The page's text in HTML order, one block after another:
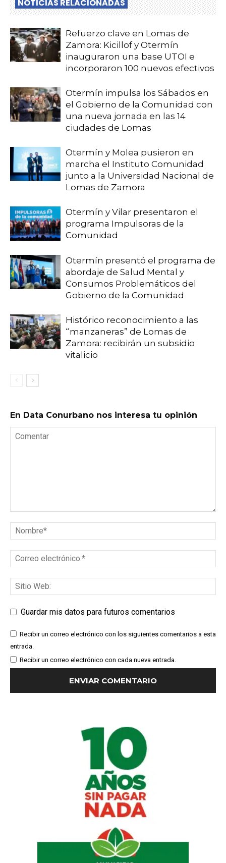
NOTICIAS RELACIONADAS
Refuerzo clave en Lomas de
Zamora: Kicillof y Otermín
inauguraron una base UTOI e
incorporaron 100 nuevos efectivos
Otermín impulsa los Sábados en
el Gobierno de la Comunidad con
una nueva jornada en las 14
ciudades de Lomas
Otermín y Molea pusieron en
marcha el Instituto Comunidad
junto a la Universidad Nacional de
Lomas de Zamora
Otermín y Vilar presentaron el
programa Impulsoras de la
Comunidad
Otermín presentó el programa de
abordaje de Salud Mental y
Consumos Problemáticos del
Gobierno de la Comunidad
Histórico reconocimiento a las
“manzaneras” de Lomas de
Zamora: recibirán un subsidio
vitalicio
En Data Conurbano nos interesa tu opinión
Guardar mis datos para futuros comentarios
Recibir un correo electrónico con los siguientes comentarios a esta
entrada.
Recibir un correo electrónico con cada nueva entrada.